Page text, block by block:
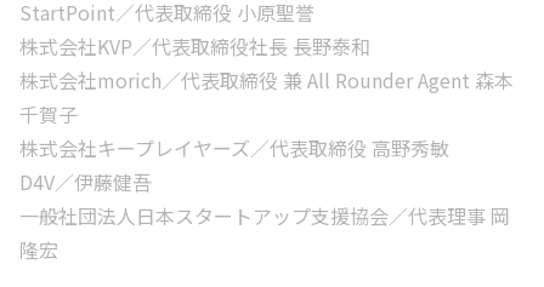
StartPoint／代表取締役 小原聖誉
株式会社KVP／代表取締役社長 長野泰和
株式会社morich／代表取締役 兼 All Rounder Agent 森本
千賀子
株式会社キープレイヤーズ／代表取締役 高野秀敏
D4V／伊藤健吾
一般社団法人日本スタートアップ支援協会／代表理事 岡
隆宏